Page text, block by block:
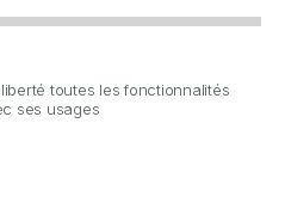
toutes les fonctionnalités
ses usages